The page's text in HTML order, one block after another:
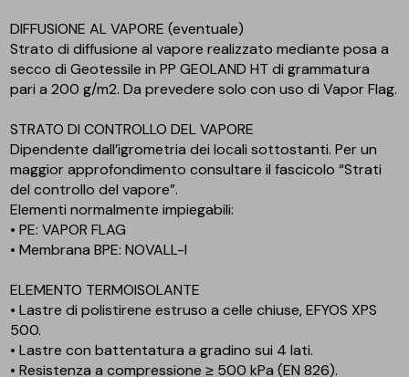
DIFFUSIONE AL VAPORE (eventuale)
Strato di diffusione al vapore realizzato mediante posa a
secco di Geotessile in PP GEOLAND HT di grammatura
pari a 200 g/m2. Da prevedere solo con uso di Vapor Flag.
STRATO DI CONTROLLO DEL VAPORE
Dipendente dall’igrometria dei locali sottostanti. Per un
maggior approfondimento consultare il fascicolo “Strati
del controllo del vapore”.
Elementi normalmente impiegabili:
• PE: VAPOR FLAG
• Membrana BPE: NOVALL-I
ELEMENTO TERMOISOLANTE
• Lastre di polistirene estruso a celle chiuse, EFYOS XPS
500.
• Lastre con battentatura a gradino sui 4 lati.
• Resistenza a compressione ≥ 500 kPa (EN 826).